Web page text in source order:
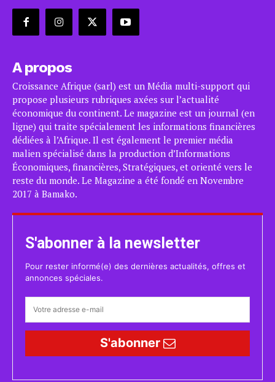
A propos
Croissance Afrique (sarl) est un Média multi-support qui
propose plusieurs rubriques axées sur l’actualité
économique du continent. Le magazine est un journal (en
ligne) qui traite spécialement les informations financières
dédiées à l’Afrique. Il est également le premier média
malien spécialisé dans la production d’Informations
Économiques, financières, Stratégiques, et orienté vers le
reste du monde. Le Magazine a été fondé en Novembre
2017 à Bamako.
S'abonner à la newsletter
Pour rester informé(e) des dernières actualités, offres et
annonces spéciales.
S'abonner